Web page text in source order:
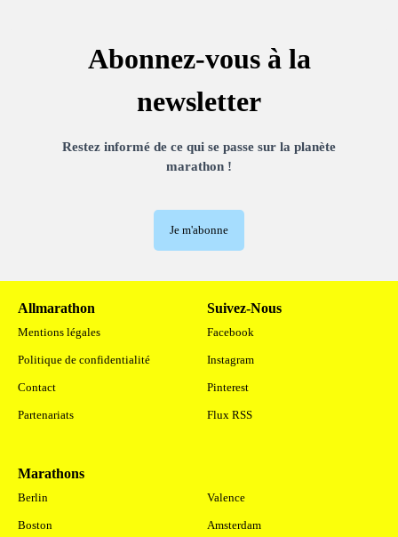
Abonnez-vous à la
newsletter
Restez informé de ce qui se passe sur la planète
marathon !
Je m'abonne
Allmarathon
Mentions légales
Politique de confidentialité
Contact
Partenariats
Suivez-Nous
Facebook
Instagram
Pinterest
Flux RSS
Marathons
Berlin
Boston
Valence
Amsterdam